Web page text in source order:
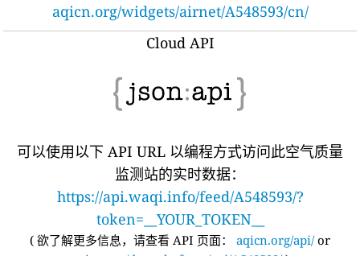
aqicn.org/widgets/airnet/A548593/cn/
Cloud API
可以使用以下 API URL 以编程方式访问此空气质量
监测站的实时数据：
https://api.waqi.info/feed/A548593/?
token=__YOUR_TOKEN__
( 欲了解更多信息，请查看 API 页面： aqicn.org/api/or